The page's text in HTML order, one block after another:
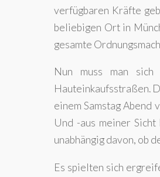
verfügbaren Kräfte
beliebigen Ort in
gesamte
Nun muss man
Hauteinkaufsstraßen.
einem Samstag
Und -aus meiner
unabhängig davon, ob
Es spielten sich